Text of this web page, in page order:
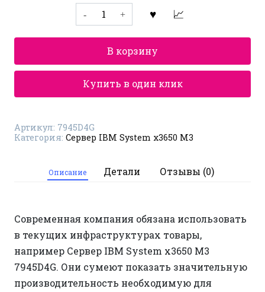
Количество
товара
Сервер
IBM
System
M3
7945D4G
В корзину
Купить в один клик
Артикул: 7945D4G
Категория: Сервер IBM System x3650 M3
Описание Детали Отзывы (0)
Современная компания обязана использовать
в текущих инфраструктурах товары,
например Сервер IBM System x3650 M3
7945D4G. Они сумеют показать значительную
производительность необходимую для